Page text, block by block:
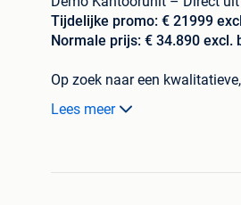
Tijdelijke promo: € 21999
Normale prijs: € 34.890 excl.
Op zoek naar een
(7x3 m)
praktijkruimte of tijdelijke
Lees meer